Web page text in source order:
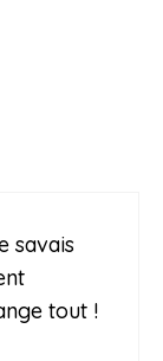
savais
tout !